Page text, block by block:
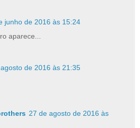
junho de 2016 às 15:24
aparece...
de 2016 às 21:35
27 de agosto de 2016 às